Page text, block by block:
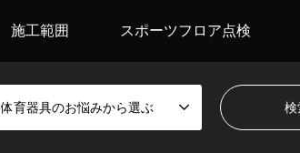
施工範囲 スポーツフロア点検
体育器具のお悩みから選ぶ